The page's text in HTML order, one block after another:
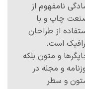
نامفهوم از
چاپ و با
از طراحان
است.
و متون بلکه
و مجله در
و سطر